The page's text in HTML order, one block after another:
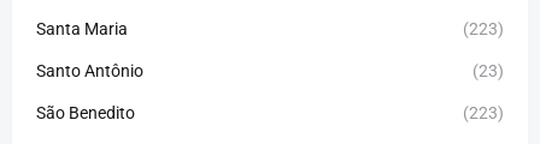
Santa Maria (223)
Santo Antônio (23)
São Benedito (223)